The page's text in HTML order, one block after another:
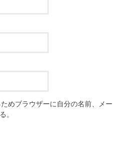
めブラウザーに自分の名前、メー
。